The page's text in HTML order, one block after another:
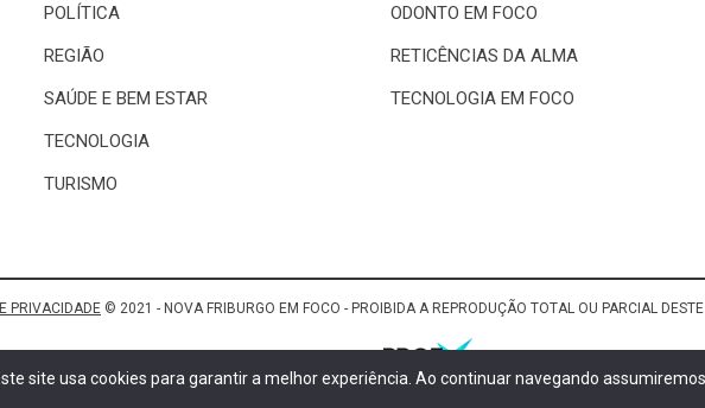
POLÍTICA
REGIÃO
SAÚDE E BEM ESTAR
TECNOLOGIA
TURISMO
ODONTO EM FOCO
RETICÊNCIAS DA ALMA
TECNOLOGIA EM FOCO
PRIVACIDADE © 2021 - NOVA FRIBURGO EM FOCO - PROIBIDA A REPRODUÇÃO TOTAL OU PARCIAL
site usa cookies para garantir a melhor experiência. Ao continuar navegando